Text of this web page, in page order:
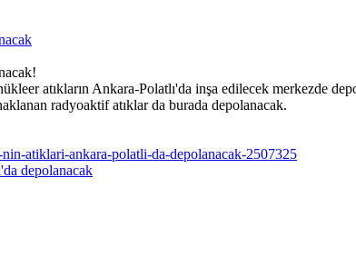
atıkların Ankara-Polatlı'da inşa edilecek merkezde
radyoaktif atıklar da burada depolanacak.
atiklari-ankara-polatli-da-depolanacak-2507325
depolanacak